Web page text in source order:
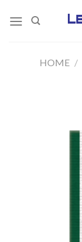
HOME /